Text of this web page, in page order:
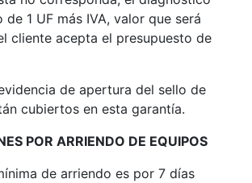
1 UF más IVA, valor que será
cliente acepta el presupuesto de
de apertura del sello de
cubiertos en esta garantía.
POR ARRIENDO DE EQUIPOS
de arriendo es por 7 días